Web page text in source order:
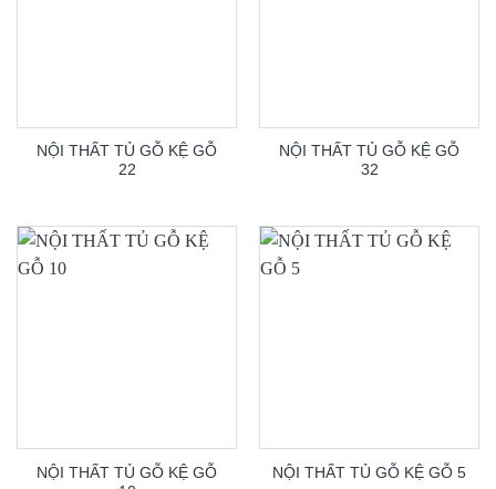
NỘI THẤT TỦ GỖ KỆ GỖ
22
NỘI THẤT TỦ GỖ KỆ GỖ
32
NỘI THẤT TỦ GỖ KỆ GỖ
NỘI THẤT TỦ GỖ KỆ GỖ 5